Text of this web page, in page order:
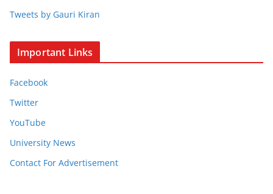
Tweets by Gauri Kiran
Important Links
Facebook
Twitter
YouTube
University News
Contact For Advertisement